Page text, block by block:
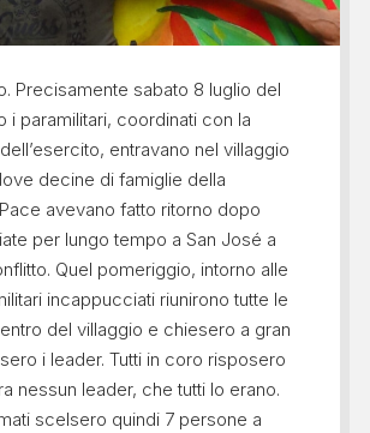
Precisamente sabato 8 luglio del
i paramilitari, coordinati con la
entravano nel villaggio
decine di famiglie della
avevano fatto ritorno dopo
per lungo tempo a San José a
Quel pomeriggio, intorno alle
incappucciati riunirono tutte le
del villaggio e chiesero a gran
i leader. Tutti in coro risposero
nessun leader, che tutti lo erano.
scelsero quindi 7 persone a